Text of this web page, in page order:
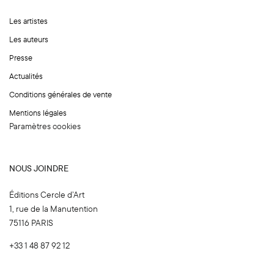
N
Les artistes
Les auteurs
Presse
Actualités
Conditions générales de vente
Mentions légales
Paramètres cookies
NOUS JOINDRE
Éditions Cercle d’Art
1, rue de la Manutention
75116 PARIS
+33 1 48 87 92 12